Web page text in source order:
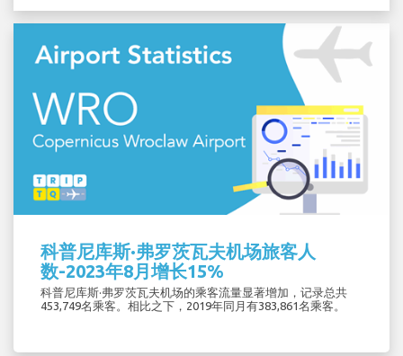
科普尼库斯·弗罗茨瓦夫机场旅客人
数-2023年8月增长15%
科普尼库斯·弗罗茨瓦夫机场的乘客流量显著增加，记录总共
453,749名乘客。相比之下，2019年同月有383,861名乘客。